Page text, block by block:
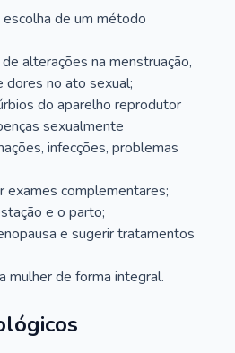
de um método
alterações na menstruação,
dores no ato sexual;
do aparelho reprodutor
sexualmente
infecções, problemas
exames complementares;
e o parto;
e sugerir tratamentos
mulher de forma integral.